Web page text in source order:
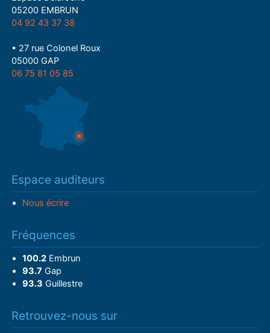
05200 EMBRUN
04 92 43 37 38
• 27 rue Colonel Roux
05000 GAP
06 75 81 05 85
Espace auditeurs
Nous écrire
Fréquences
100.2Embrun
93.7 Gap
93.3 Guillestre
Retrouvez-nous sur